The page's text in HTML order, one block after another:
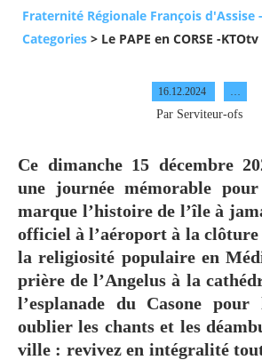
Fraternité Régionale François d'Assise
Categories > Le PAPE en CORSE -KTOtv
16.12.2024
Par Serviteur-ofs
Ce dimanche 15 décembre
une journée mémorable
marque l’histoire de l’île à
officiel à l’aéroport à la
la religiosité populaire en
prière de l’Angelus à la
l’esplanade du Casone pour
oublier les chants et les
ville : revivez en intégralité